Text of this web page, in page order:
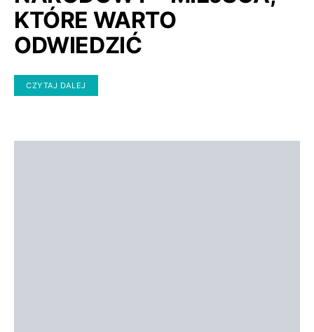
KTÓRE WARTO
ODWIEDZIĆ
CZYTAJ DALEJ